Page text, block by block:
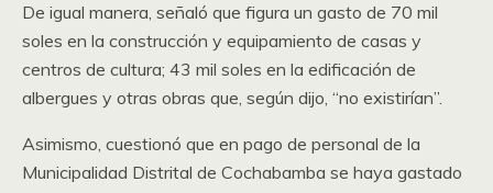
De igual manera, señaló que figura un gasto de 70 mil
soles en la construcción y equipamiento de casas y
centros de cultura; 43 mil soles en la edificación de
albergues y otras obras que, según dijo, “no existirían”.
Asimismo, cuestionó que en pago de personal de la
Municipalidad Distrital de Cochabamba se haya gastado